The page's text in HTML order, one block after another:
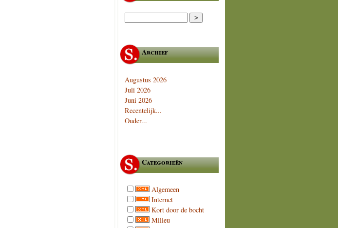
Archief
Augustus 2026
Juli 2026
Juni 2026
Recentelijk...
Ouder...
Categorieën
Algemeen
Internet
Kort door de bocht
Milieu